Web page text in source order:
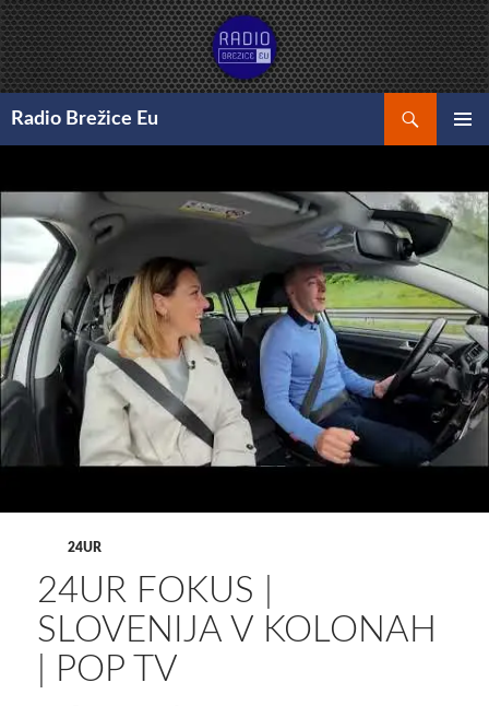
Preskoči
na
vsebino
Radio Brežice Eu
24UR
24UR FOKUS |
SLOVENIJA V KOLONAH
| POP TV